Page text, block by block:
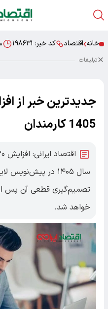
خانه اقتصاد کد خبر: ۱۹۸۶۳۱ ۳۰
تبلیغات
جدیدترین خبر از
1405 کارمندان
سال ۱۴۰۵ در
تصمیم‌گیری قطعی آن پس
خواهد شد.